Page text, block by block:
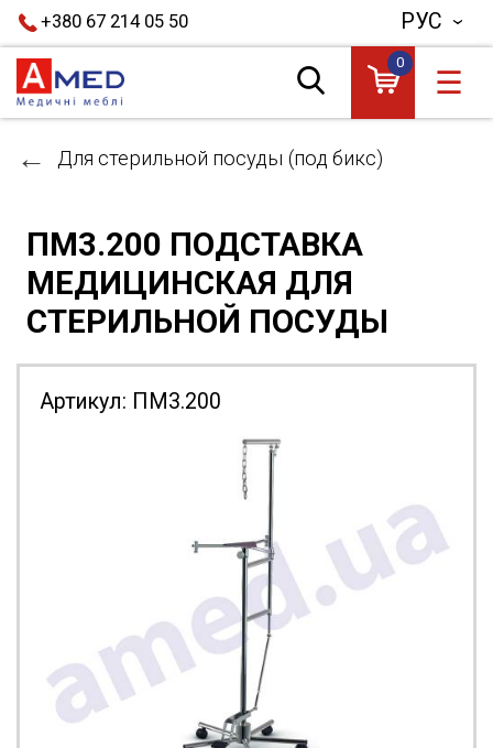
+380 67 214 05 50 РУС
0
☰
Для стерильной посуды (под бикс)
ПМ3.200 ПОДСТАВКА
МЕДИЦИНСКАЯ ДЛЯ
СТЕРИЛЬНОЙ ПОСУДЫ
Артикул: ПМ3.200